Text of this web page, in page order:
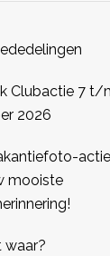
Clubactie 7 t/
2026
mooiste
waar?